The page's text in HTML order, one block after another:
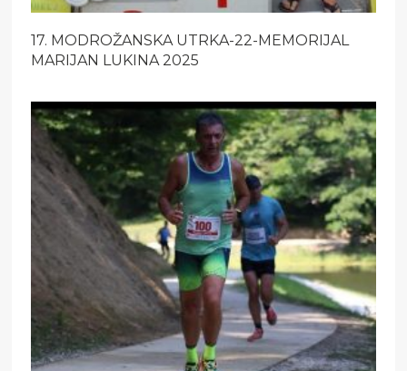
17. MODROŽANSKA UTRKA-22-MEMORIJAL
MARIJAN LUKINA 2025